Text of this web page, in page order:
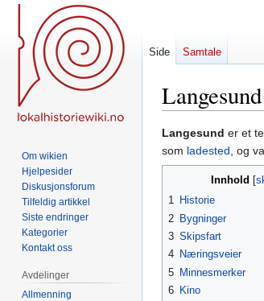
Langesund
Hopp
til
navigering
Hopp
til
søk
Langesund er et
som ladested, og
Innhold
1 Historie
2 Bygninger
3 Skipsfart
4 Næringsveier
5 Minnesmerker
6 Kino
Side Samtale
Om wikien
Hjelpesider
Diskusjonsforum
Tilfeldig artikkel
Siste endringer
Kategorier
Kontakt oss
Avdelinger
Allmenning